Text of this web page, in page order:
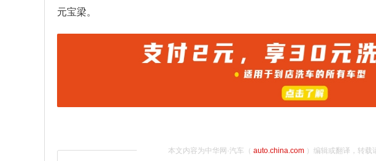
元宝梁。
本文内容为中华网·汽车（ auto.china.com）编辑或翻译，转载